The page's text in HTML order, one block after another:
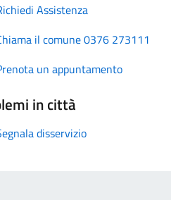
Assistenza
il comune 0376 273111
un appuntamento
in città
disservizio